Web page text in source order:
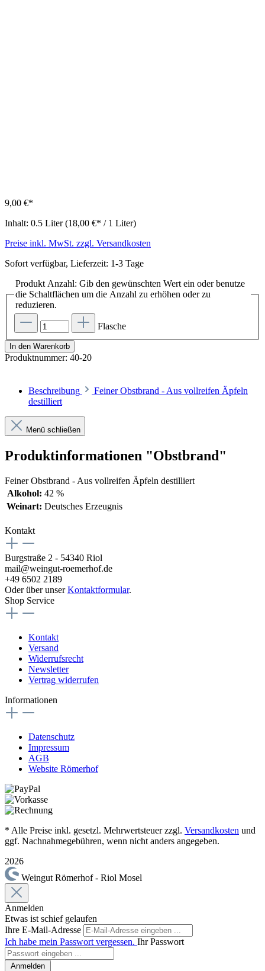
9,00 €*
Inhalt: 0.5 Liter(18,00 €* / 1 Liter)
Preise inkl. MwSt. zzgl. Versandkosten
Sofort verfügbar, Lieferzeit: 1-3 Tage
Produkt Anzahl: Gib den gewünschten Wert ein oder benutze
die Schaltflächen um die Anzahl zu erhöhen oder zu
reduzieren.
Flasche
In den Warenkorb
Produktnummer: 40-20
Beschreibung
Feiner Obstbrand - Aus vollreifen Äpfeln
destilliert
Menü schließen
Produktinformationen "Obstbrand"
Feiner Obstbrand - Aus vollreifen Äpfeln destilliert
Alkohol: 42 %
Weinart: Deutsches Erzeugnis
Kontakt
Burgstraße 2 - 54340 Riol
mail@weingut-roemerhof.de
+49 6502 2189
Oder über unserKontaktformular.
Shop Service
Kontakt
Versand
Widerrufsrecht
Newsletter
Vertrag widerrufen
Informationen
Datenschutz
Impressum
AGB
Website Römerhof
* Alle Preise inkl. gesetzl. Mehrwertsteuer zzgl. Versandkosten und
ggf. Nachnahmegebühren, wenn nicht anders angegeben.
2026
Weingut Römerhof - Riol Mosel
Anmelden
Etwas ist schief gelaufen
Ihre E-Mail-Adresse
Ich habe mein Passwort vergessen. Ihr Passwort
Anmelden